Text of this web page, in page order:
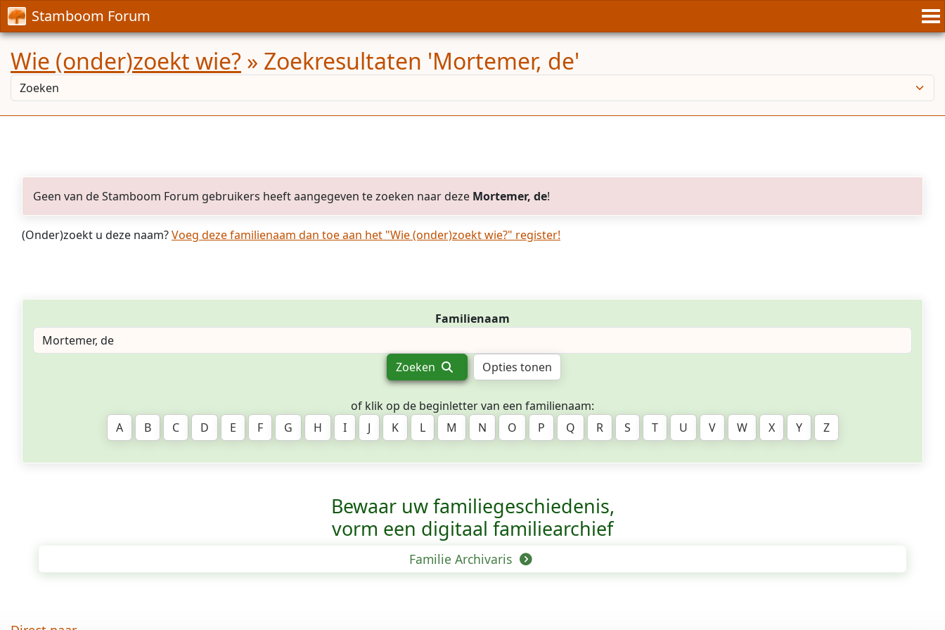
Stamboom Forum
Wie (onder)zoekt wie? » Zoekresultaten 'Mortemer, de'
Geen van de Stamboom Forum gebruikers heeft aangegeven te zoeken naar deze Mortemer, de!
(Onder)zoekt u deze naam?Voeg deze familienaam dan toe aan het "Wie (onder)zoekt wie?" register!
Familienaam
Zoeken Opties tonen
of klik op de beginletter van een familienaam:
A
B C D E F G H I J K L M N O P Q R S T U V W X Y Z
Bewaar uw familie­geschiedenis,
vorm een digitaal familiearchief
Familie Archivaris